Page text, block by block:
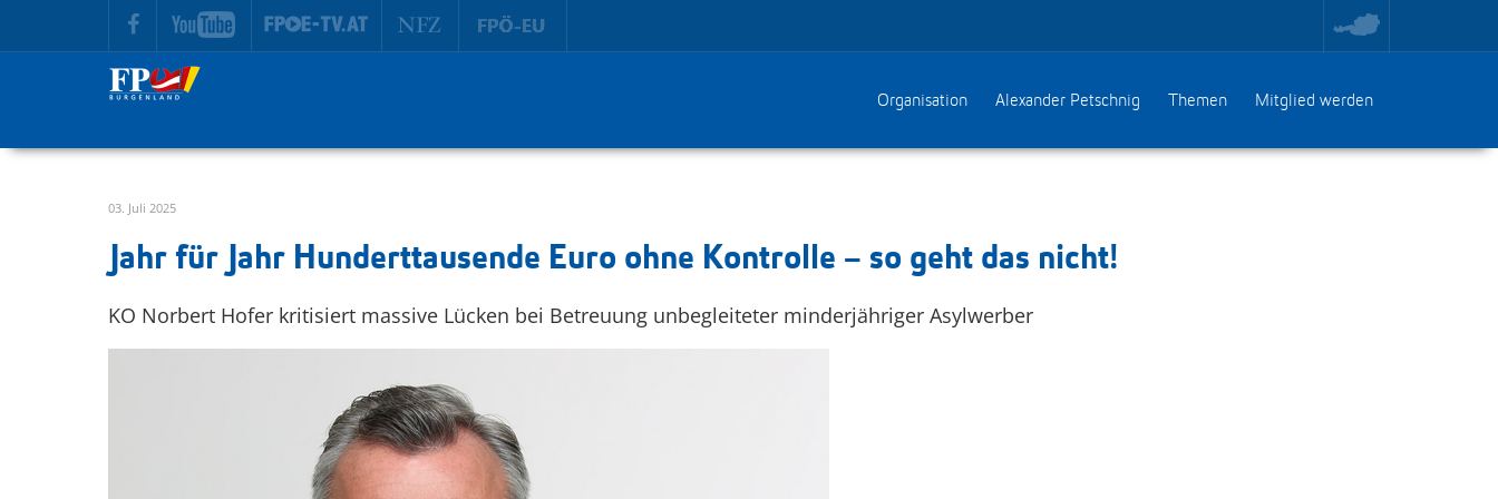
zur Hauptnavigation springen
zum Inhalt springen toggle
region
menu
Organisation Alexander Petschnig Themen Mitglied werden
03. Juli 2025
Jahr für Jahr Hunderttausende Euro ohne Kontrolle – so geht das nicht!
KO Norbert Hofer kritisiert massive Lücken bei Betreuung unbegleiteter minderjähriger Asylwerber